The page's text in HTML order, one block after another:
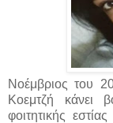
Νοέμβριος του
Κοεμτζή κάνει
φοιτητικής